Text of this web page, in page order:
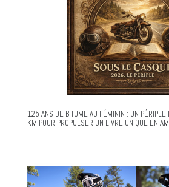
125 ANS DE BITUME AU FÉMININ : UN
KM POUR PROPULSER UN LIVRE UNIQUE EN